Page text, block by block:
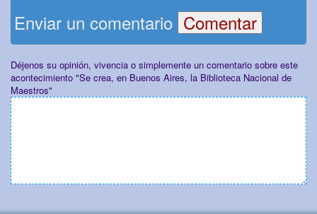
Enviar un comentario
Déjenos su opinión, vivencia o simplemente un comentario sobre este
acontecimiento "Se crea, en Buenos Aires, la Biblioteca Nacional de
Maestros"